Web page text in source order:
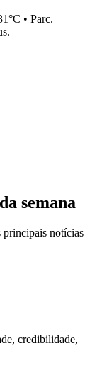
• Parc.
semana
principais notícias
credibilidade,